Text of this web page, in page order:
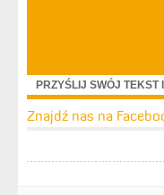
PRZYŚLIJ SWÓJ TEKST
Znajdź nas na